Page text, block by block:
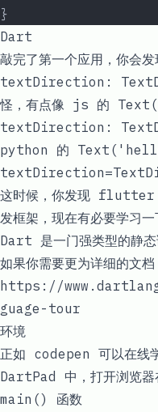
}
Dart
敲完了第一个应用，你会发
textDirection:
怪，有点像 js 的
textDirection:
python 的
这时候，你发现 flutter
发框架，现在有必要学习一
Dart 是一门强类型的静态
如果你需要更为详细的文
https://
guage-tour
环境
正如 codepen 可以在线
DartPad 中，打开浏览
main() 函数